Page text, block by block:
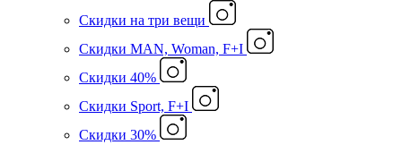
Cкидки на три вещи
Скидки MAN, Woman, F+I
Скидки 40%
Скидки Sport, F+I
Скидки 30%